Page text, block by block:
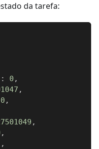
da tarefa:
: 0 ,
,
0 ,
,
,
,